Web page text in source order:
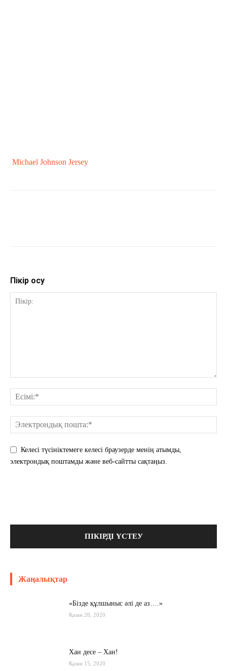
Michael Johnson Jersey
Пікір қосу
Келесі түсініктемеге келесі браузерде менің атымды,
электрондық поштамды және веб-сайтты сақтаңыз.
Жаңалықтар
«Бізде құлшыныс әлі де аз….»
Қазан 20, 2020
Хан десе – Хан!
Қазан 15, 2020